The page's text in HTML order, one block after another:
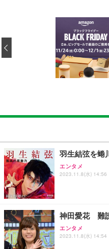
[EdoErgo] オ
(黒網+黒枠+黒足)
￥5,699
Sezlife オフィス
ション PCチェ
￥7,680
ション PCチェ
￥7,680
EIZO ビジネス
￥105,595
【純正品】27"
￥49,979
【整備済み品
￥15,800
Amazonベーシ
￥3,373
ネオ・ルーライ
￥1,800
Smart Basic(
￥3,670
羽生結弦を蜷
エンタメ
2023.11.8(水) 14:56
神田愛花 難
エンタメ
2023.11.8(水) 14:54